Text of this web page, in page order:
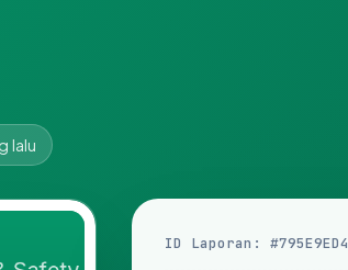
lalu
ID Laporan: #795E9ED4